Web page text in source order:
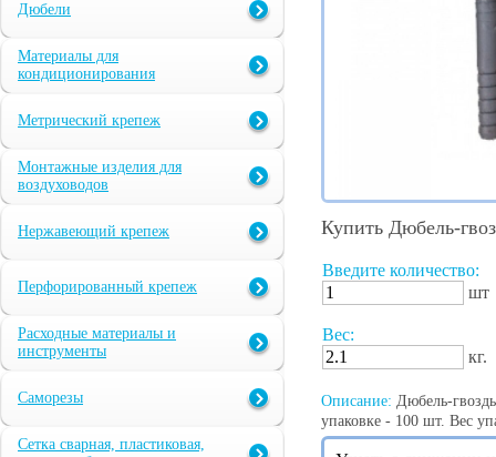
Дюбели
Материалы для
кондиционирования
Метрический крепеж
Монтажные изделия для
воздуховодов
Нержавеющий крепеж
Перфорированный крепеж
Расходные материалы и
инструменты
Саморезы
Сетка сварная, пластиковая,
Купить Дюбель-
Введите количество:
шт
Вес:
кг.
Описание: Дюбель-
упаковке - 100 шт. Вес